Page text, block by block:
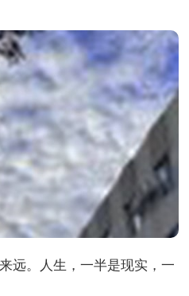
远。人生，一半是现实，一